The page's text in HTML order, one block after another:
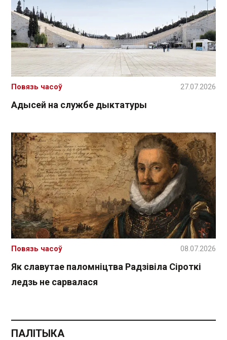
Адысей на службе дыктатуры
Повязь часоў 27.07.2026
Як славутае паломніцтва Радзівіла Сіроткі
ледзь не сарвалася
Повязь часоў 08.07.2026
ПАЛІТЫКА